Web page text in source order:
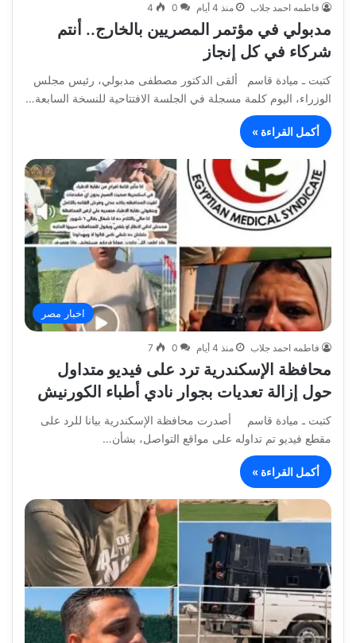
فاطمه احمد جلاب منذ 4 أيام 0
4
مدبولي في مؤتمر المصريين بالخارج.. أنتم
شركاء في كل إنجاز
كتبت ـ ميادة قاسم ألقى الدكتور مصطفى مدبولي، رئيس مجلس
الوزراء، اليوم كلمة مسجلة في الجلسة الافتتاحية للنسخة السابعة…
أكمل القراءة »
اخبار مصر
فاطمه احمد جلاب منذ 4 أيام 0
7
محافظة الإسكندرية ترد على فيديو متداول
حول إزالة تعديات بجوار نادي أطباء الكورنيش
كتبت ـ ميادة قاسم أصدرت محافظة الإسكندرية بيانا للرد على
مقطع فيديو تم تداوله على مواقع التواصل، بشأن…
أكمل القراءة »